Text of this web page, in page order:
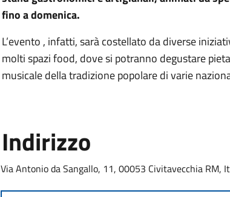
fino a domenica.
L’evento , infatti, sarà costellato da diverse
molti spazi food, dove si potranno degustare
musicale della tradizione popolare di varie
Indirizzo
Via Antonio da Sangallo, 11, 00053 Civitavecchia RM,